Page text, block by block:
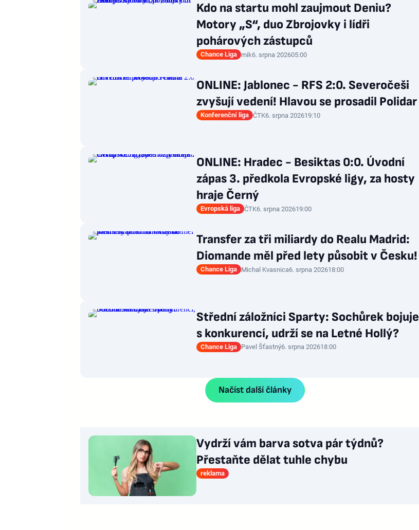
Kdo na startu mohl zaujmout Deniu?
Motory „S“, duo Zbrojovky i lídři
pohárových zástupců
Chance Liga mik6. srpna 202605:00
ONLINE: Jablonec - RFS 2:0. Severočeši
zvyšují vedení! Hlavou se prosadil Polidar
Konferenční liga ČTK6. srpna 202619:10
ONLINE: Hradec - Besiktas 0:0. Úvodní
zápas 3. předkola Evropské ligy, za hosty
hraje Černý
Evropská liga ČTK6. srpna 202619:00
Transfer za tři miliardy do Realu Madrid:
Diomande měl před lety působit v Česku!
Chance Liga Michal Kvasnica6. srpna 202618:00
Střední záložníci Sparty: Sochůrek bojuje
s konkurencí, udrží se na Letné Hollý?
Chance Liga Pavel Šťastný6. srpna 202618:00
Načíst další články
Vydrží vám barva sotva pár týdnů?
Přestaňte dělat tuhle chybu
reklama